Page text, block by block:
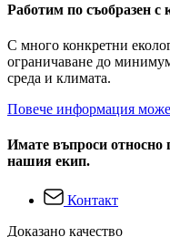
Работим по съобразен с
С много конкретни
ограничаване до
среда и климата.
Повече информация може
Имате въпроси относно
нашия екип.
Контакт
Доказано качество